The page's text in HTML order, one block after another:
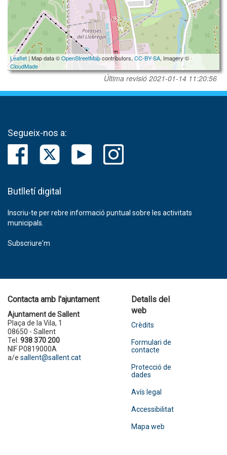
Leaflet | Map data ©OpenStreetMapcontributors, CC-BY-SA, Imagery ©
CloudMade
Última revisió 2021-01-14 11:20:56
Segueix-nos a:
Butlletí digital
Inscriu-te per rebre informació puntual sobre les activitats
municipals.
Subscriure'm
Contacta amb l'ajuntament
Ajuntament de Sallent
Plaça de la Vila, 1
08650 - Sallent
Tel. 938 370 200
NIF P0819000A
a/e sallent@sallent.cat
Detalls del
web
Crèdits
Formulari de
contacte
Protecció de
dades
Avís legal
Accessibilitat
Mapa web